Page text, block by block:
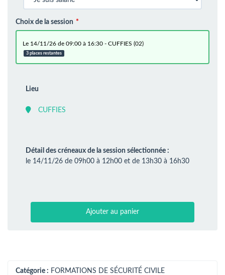
Choix de la session
le 14/11/26 de 09:00 à 16:30 - CUFFIES (02)
3 places restantes
Lieu
CUFFIES
Détail des créneaux de la session sélectionnée :
le 14/11/26 de 09h00 à 12h00 et de 13h30 à 16h30
Ajouter au panier
Catégorie : FORMATIONS DE SÉCURITÉ CIVILE